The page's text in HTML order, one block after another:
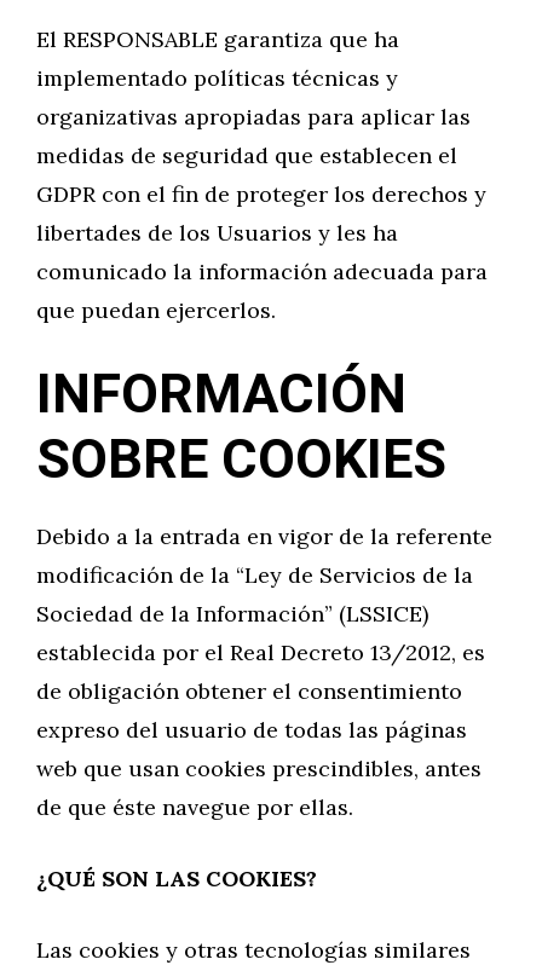
El RESPONSABLE garantiza que ha
implementado políticas técnicas y
organizativas apropiadas para aplicar las
medidas de seguridad que establecen el
GDPR con el fin de proteger los derechos y
libertades de los Usuarios y les ha
comunicado la información adecuada para
que puedan ejercerlos.
INFORMACIÓN
SOBRE COOKIES
Debido a la entrada en vigor de la referente
modificación de la “Ley de Servicios de la
Sociedad de la Información” (LSSICE)
establecida por el Real Decreto 13/2012, es
de obligación obtener el consentimiento
expreso del usuario de todas las páginas
web que usan cookies prescindibles, antes
de que éste navegue por ellas.
¿QUÉ SON LAS COOKIES?
Las cookies y otras tecnologías similares